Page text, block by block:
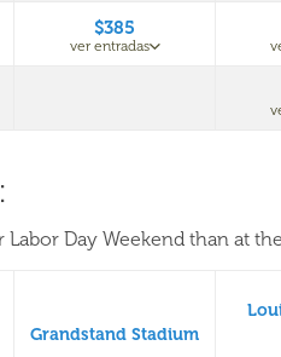
$385
ver entradas
:
Day Weekend than at
Grandstand Stadium